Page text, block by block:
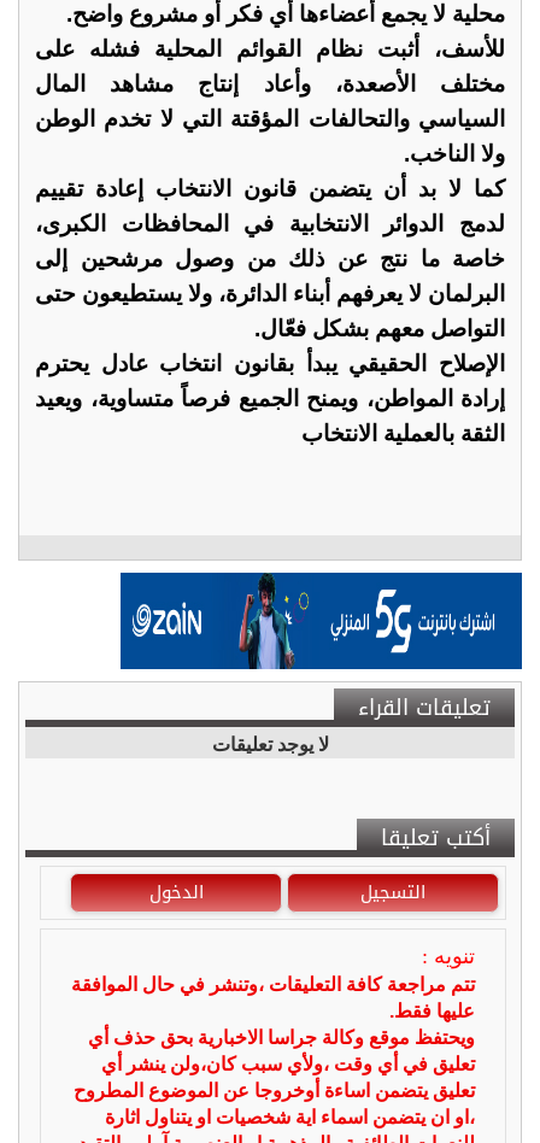
محلية لا يجمع أعضاءها أي فكر أو مشروع واضح.
للأسف، أثبت نظام القوائم المحلية فشله على
مختلف الأصعدة، وأعاد إنتاج مشاهد المال
السياسي والتحالفات المؤقتة التي لا تخدم الوطن
ولا الناخب.
كما لا بد أن يتضمن قانون الانتخاب إعادة تقييم
لدمج الدوائر الانتخابية في المحافظات الكبرى،
خاصة ما نتج عن ذلك من وصول مرشحين إلى
البرلمان لا يعرفهم أبناء الدائرة، ولا يستطيعون حتى
التواصل معهم بشكل فعّال.
الإصلاح الحقيقي يبدأ بقانون انتخاب عادل يحترم
إرادة المواطن، ويمنح الجميع فرصاً متساوية، ويعيد
الثقة بالعملية الانتخاب
تعليقات القراء
لا يوجد تعليقات
أكتب تعليقا
التسجيل الدخول
تنويه :
تتم مراجعة كافة التعليقات ،وتنشر في حال الموافقة
عليها فقط.
ويحتفظ موقع وكالة جراسا الاخبارية بحق حذف أي
تعليق في أي وقت ،ولأي سبب كان،ولن ينشر أي
تعليق يتضمن اساءة أوخروجا عن الموضوع المطروح
،او ان يتضمن اسماء اية شخصيات او يتناول اثارة